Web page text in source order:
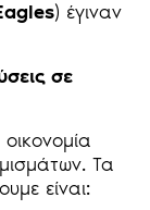
) έγιναν
σε
οικονομία
Τα
είναι: